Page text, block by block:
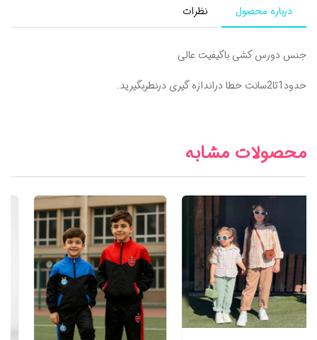
درباره محصول نظرات
جنس دورس کشی باکیفیت عالی
حدود1تا2سانت خطا دراندازه گیری درنطربگیرید.
محصولات مشابه